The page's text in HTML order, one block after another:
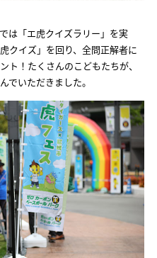
は「エ虎クイズラリー」を実
クイズ」を回り、全問正解者に
ト！たくさんのこどもたちが、
でいただきました。